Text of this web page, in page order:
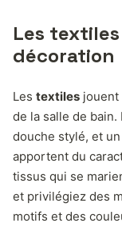
Les
décoration
Les textiles jouent
de la salle de
douche stylé, et
apportent du
tissus qui se
et privilégiez des
motifs et des